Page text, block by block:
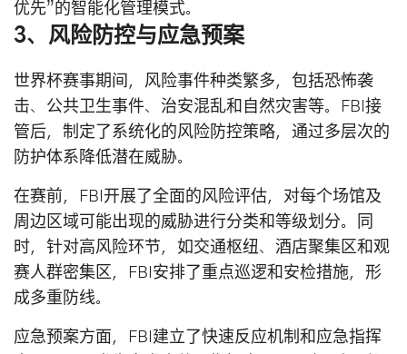
优先”的智能化管理模式。
3、风险防控与应急预案
世界杯赛事期间，风险事件种类繁多，包括恐怖袭
击、公共卫生事件、治安混乱和自然灾害等。FBI接
管后，制定了系统化的风险防控策略，通过多层次的
防护体系降低潜在威胁。
在赛前，FBI开展了全面的风险评估，对每个场馆及
周边区域可能出现的威胁进行分类和等级划分。同
时，针对高风险环节，如交通枢纽、酒店聚集区和观
赛人群密集区，FBI安排了重点巡逻和安检措施，形
成多重防线。
应急预案方面，FBI建立了快速反应机制和应急指挥